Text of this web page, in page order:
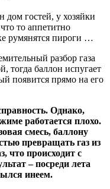
дом гостей, у хозяйки
то аппетитно
румянятся пироги …
разбор газа
тогда баллон испугает
появится прямо на его
Однако,
работается плохо.
смесь, баллону
превращать газ из
что происходит с
– посреди лета
инеем.